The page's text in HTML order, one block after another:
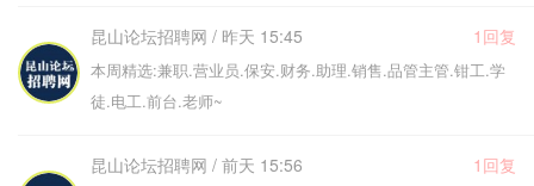
昆山论坛招聘网 / 昨天 15:45 1回复
本周精选:兼职.营业员.保安.财务.助理.销售.品管主管.钳工.学
徒.电工.前台.老师~
昆山论坛招聘网 / 前天 15:56 1回复